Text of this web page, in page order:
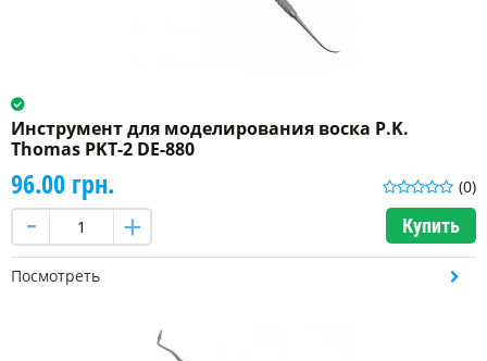
Инструмент для моделирования воска P.K.
Thomas PKT-2 DE-880
(0)
96.00 грн.
Купить
Посмотреть